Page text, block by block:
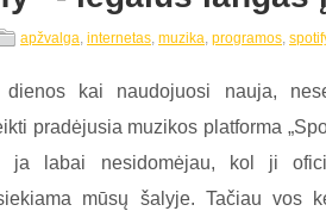
apžvalga, internetas, muzika, programos,
kai naudojuosi nauja,
pradėjusia muzikos platforma
ja labai nesidomėjau, kol ji
mūsų šalyje. Tačiau vos